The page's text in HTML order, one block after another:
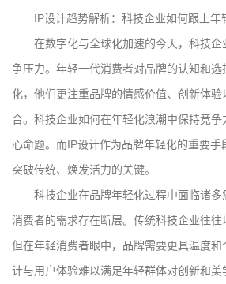
IP设计趋势解析：科技企业如何跟上年
在数字化与全球化加速的今天，科技
争压力。年轻一代消费者对品牌的认知和
化，他们更注重品牌的情感价值、创新体验
合。科技企业如何在年轻化浪潮中保持竞
心命题。而IP设计作为品牌年轻化的重要手
突破传统、焕发活力的关键。
科技企业在品牌年轻化过程中面临诸
消费者的需求存在断层。传统科技企业往往
但在年轻消费者眼中，品牌需要更具温度
计与用户体验难以满足年轻群体对创新和